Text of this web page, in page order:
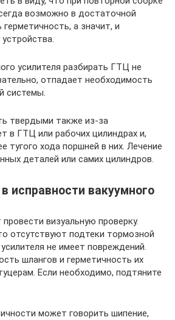
возможно в достаточной
а значит, и
усилителя разбирать ГТЦ не
отпадает необходимость
системы.
твердыми также из-за
в ГТЦ или рабочих цилиндрах и,
тугого хода поршней в них. Лечение
деталей или самих цилиндров.
исправности вакуумного
визуальную проверку.
отсутствуют подтеки тормозной
не имеет повреждений.
шлангов и герметичность их
Если необходимо, подтяните
может говорить шипение,